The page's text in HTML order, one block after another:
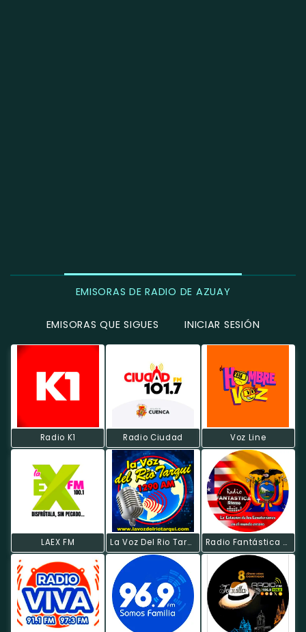
EMISORAS DE RADIO DE AZUAY
EMISORAS QUE SIGUES INICIAR SESIÓN
Radio K1 Radio Ciudad Voz Line
LAEX FM La Voz Del Rio Tarqui Radio Fantástica Estéreo